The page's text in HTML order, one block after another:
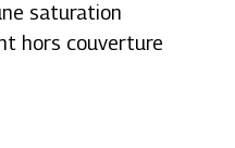
saturation
hors couverture